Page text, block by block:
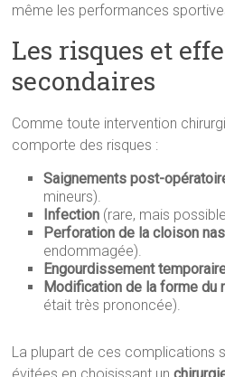
même les performances
Les risques et
secondaires
Comme toute intervention
comporte des risques :
Saignements post-
mineurs).
Infection (rare, mais
Perforation de la cloison
endommagée).
Engourdissement
Modification de la forme du
était très prononcée).
La plupart de ces complications